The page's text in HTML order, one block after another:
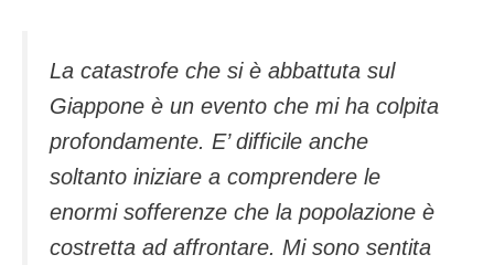
La catastrofe che si è abbattuta sul
Giappone è un evento che mi ha colpita
profondamente. E’ difficile anche
soltanto iniziare a comprendere le
enormi sofferenze che la popolazione è
costretta ad affrontare. Mi sono sentita